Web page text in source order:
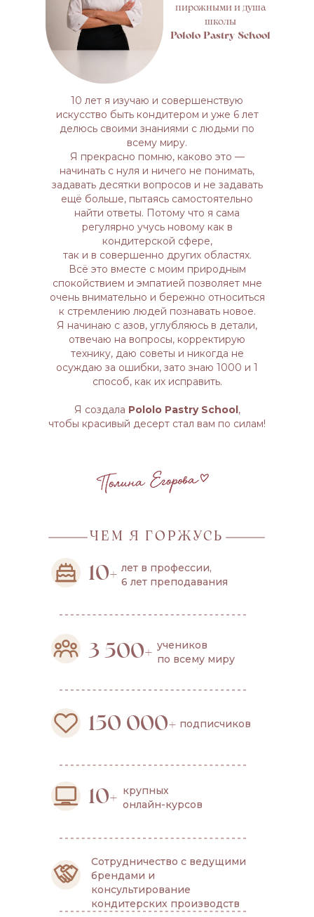
10 лет я изучаю и совершенствую
искусство быть кондитером и уже 6 лет
делюсь своими знаниями с людьми по
всему миру.
Я прекрасно помню, каково это —
начинать с нуля и ничего не понимать,
задавать десятки вопросов и не задавать
ещё больше, пытаясь самостоятельно
найти ответы. Потому что я сама
регулярно учусь новому как в
кондитерской сфере,
так и в совершенно других областях.
Всё это вместе с моим природным
спокойствием и эмпатией позволяет мне
очень внимательно и бережно относиться
к стремлению людей познавать новое.
Я начинаю с азов, углубляюсь в детали,
отвечаю на вопросы, корректирую
технику, даю советы и никогда не
осуждаю за ошибки, зато знаю 1000 и 1
способ, как их исправить.
Я создала Pololo Pastry School,
чтобы красивый десерт стал вам по силам!
пирожными и душа
школы
Pololo Pastry School
150 000+ подписчиков
10+ крупных
онлайн-курсов
ЧЕМ Я ГОРЖУСЬ
Сотрудничество с ведущими
брендами и
консультирование
кондитерских производств
10+ лет в профессии,
6 лет преподавания
3 500+ учеников
по всему миру